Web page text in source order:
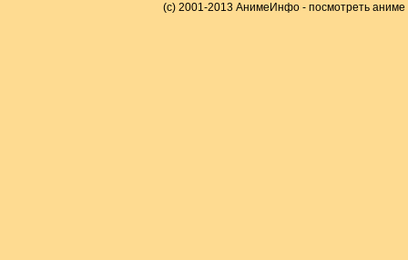
(c) 2001-2013 АнимеИнфо - посмотреть аниме